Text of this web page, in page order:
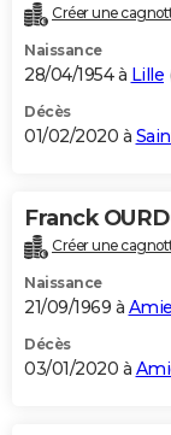
Créer une
Naissance
28/04/1954 à Lille
Décès
01/02/2020 à
Franck
Créer une
Naissance
21/09/1969 à
Décès
03/01/2020 à